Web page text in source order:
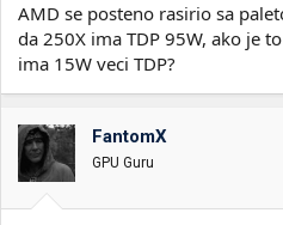
AMD se posteno rasirio sa
da 250X ima TDP 95W, ako je
ima 15W veci TDP?
FantomX
GPU Guru